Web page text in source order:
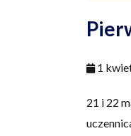
1
21 i 22